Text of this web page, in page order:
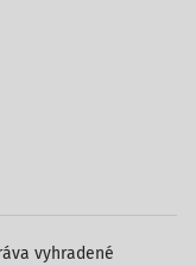
vyhradené